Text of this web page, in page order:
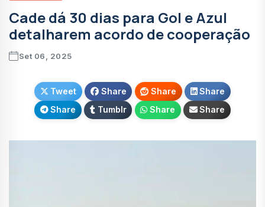
Cade dá 30 dias para Gol e Azul
detalharem acordo de cooperação
Set 06, 2025
Tweet Share Share
Share
Share
Tumblr Share Share